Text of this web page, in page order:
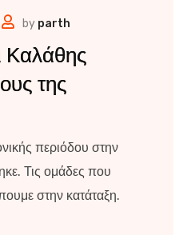
by parth
Καλάθης
της
περιόδου στην
Τις ομάδες που
στην κατάταξη.